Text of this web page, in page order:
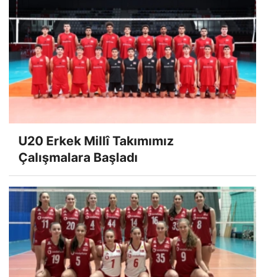
U20 Erkek Millî Takımımız
Çalışmalara Başladı